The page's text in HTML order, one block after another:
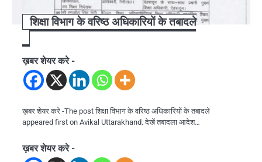
शिक्षा विभाग के वरिष्ठ अधिकारियों के तबादले
ख़बर शेयर करे -
ख़बर शेयर करे -The post शिक्षा विभाग के वरिष्ठ अधिकारियों के तबादले
appeared first on Avikal Uttarakhand. देखें तबादला आदेश…
ख़बर शेयर करे -